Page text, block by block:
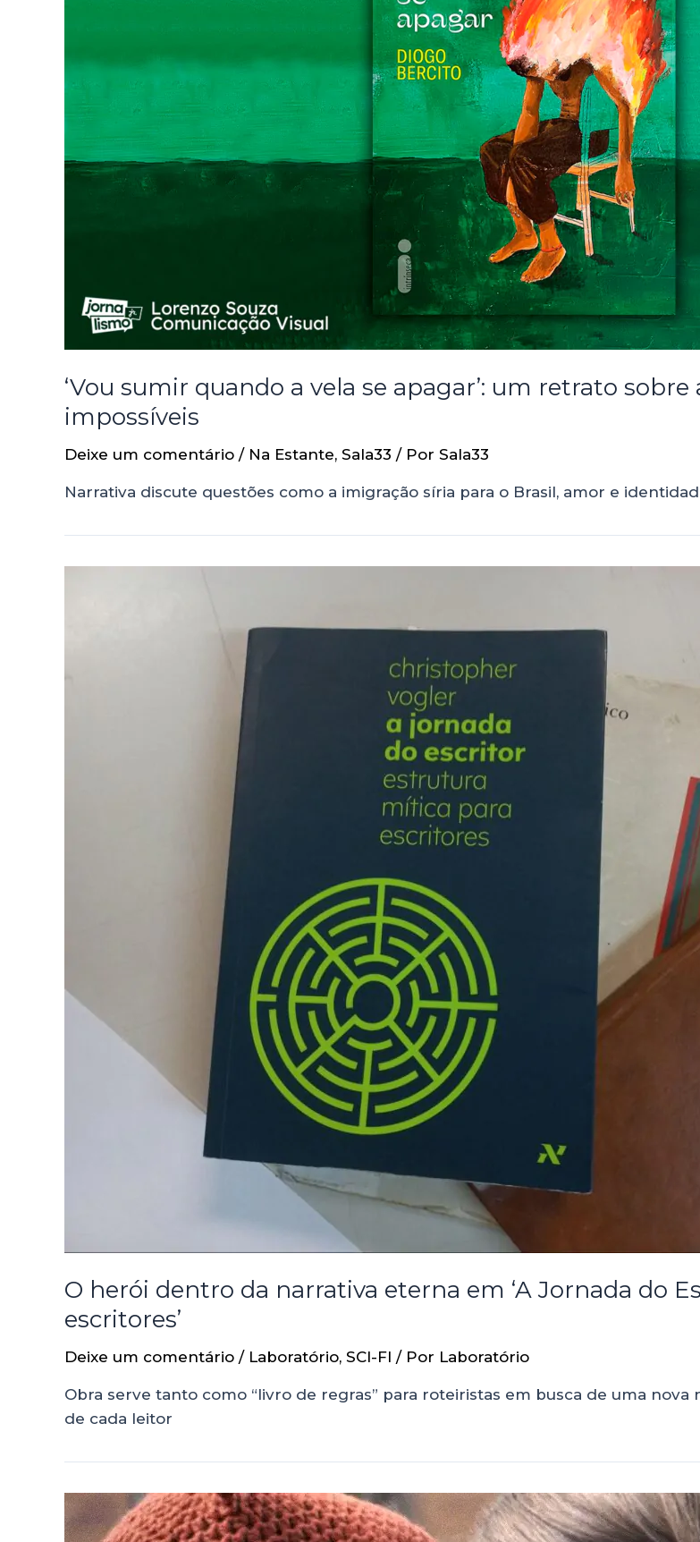
‘Vou sumir quando a vela se apagar’: um retrato
impossíveis
Deixe um comentário / Na Estante, Sala33 / Por Sala33
Narrativa discute questões como a imigração síria para o Brasil, amor e
O herói dentro da narrativa eterna em ‘A Jornada do
escritores’
Deixe um comentário / Laboratório, SCI-FI / Por Laboratório
Obra serve tanto como “livro de regras” para roteiristas em busca de uma
de cada leitor